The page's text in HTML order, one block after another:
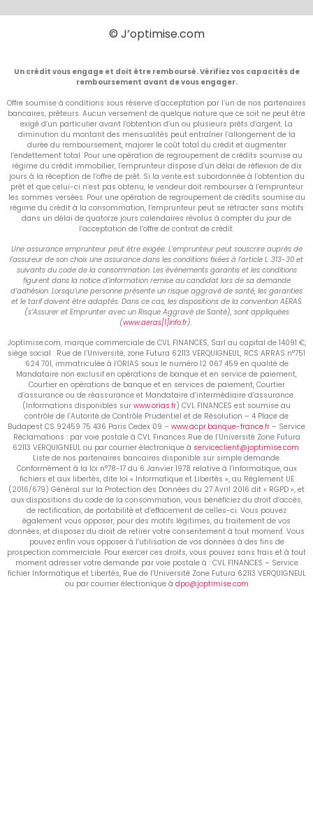
© J’optimise.com
Un crédit vous engage et doit être remboursé. Vérifiez vos capacités de
remboursement avant de vous engager.
Offre soumise à conditions sous réserve d’acceptation par l’un de nos partenaires
bancaires, prêteurs. Aucun versement de quelque nature que ce soit ne peut être
exigé d’un particulier avant l’obtention d’un ou plusieurs prêts d’argent. La
diminution du montant des mensualités peut entraîner l’allongement de la
durée du remboursement, majorer le coût total du crédit et augmenter
l’endettement total. Pour une opération de regroupement de crédits soumise au
régime du crédit immobilier, l’emprunteur dispose d’un délai de réflexion de dix
jours à la réception de l’offre de prêt. Si la vente est subordonnée à l’obtention du
prêt et que celui-ci n’est pas obtenu, le vendeur doit rembourser à l’emprunteur
les sommes versées. Pour une opération de regroupement de crédits soumise au
régime du crédit à la consommation, l’emprunteur peut se rétracter sans motifs
dans un délai de quatorze jours calendaires révolus à compter du jour de
l’acceptation de l’offre de contrat de crédit.
Une assurance emprunteur peut être exigée. L’emprunteur peut souscrire auprès de
l’assureur de son choix une assurance dans les conditions fixées à l’article L. 313-30 et
suivants du code de la consommation. Les événements garantis et les conditions
figurent dans la notice d’information remise au candidat lors de sa demande
d’adhésion. Lorsqu’une personne présente un risque aggravé de santé, les garanties
et le tarif doivent être adaptés. Dans ce cas, les dispositions de la convention AERAS
(s’Assurer et Emprunter avec un Risque Aggravé de Santé), sont appliquées
(www.aeras[1]info.fr).
Joptimise.com, marque commerciale de CVL FINANCES, Sarl au capital de 14091 €,
siège social : Rue de l’Université, zone Futura 62113 VERQUIGNEUL, RCS ARRAS n°751
624 701, immatriculée à l’ORIAS sous le numéro 12 067 459 en qualité de
Mandataire non exclusif en opérations de banque et en service de paiement,
Courtier en opérations de banque et en services de paiement, Courtier
d’assurance ou de réassurance et Mandataire d’intermédiaire d’assurance.
(Informations disponibles sur www.orias.fr) CVL FINANCES est soumise au
contrôle de l’Autorité de Contrôle Prudentiel et de Résolution – 4 Place de
Budapest CS 92459 75 436 Paris Cedex 09 – www.acpr.banque-france.fr – Service
Réclamations : par voie postale à CVL Finances Rue de l’Université Zone Futura
62113 VERQUIGNEUL ou par courrier électronique à serviceclient@joptimise.com.
Liste de nos partenaires bancaires disponible sur simple demande.
Conformément à la loi n°78-17 du 6 Janvier 1978 relative à l’informatique, aux
fichiers et aux libertés, dite loi « Informatique et Libertés », au Règlement UE
(2016/679) Général sur la Protection des Données du 27 Avril 2016 dit « RGPD », et
aux dispositions du code de la consommation, vous bénéficiez du droit d’accès,
de rectification, de portabilité et d’effacement de celles-ci. Vous pouvez
également vous opposer, pour des motifs légitimes, au traitement de vos
données, et disposez du droit de retirer votre consentement à tout moment. Vous
pouvez enfin vous opposer à l’utilisation de vos données à des fins de
prospection commerciale. Pour exercer ces droits, vous pouvez sans frais et à tout
moment adresser votre demande par voie postale à : CVL FINANCES – Service
fichier Informatique et Libertés, Rue de l’Université Zone Futura 62113 VERQUIGNEUL
ou par courrier électronique à dpo@joptimise.com